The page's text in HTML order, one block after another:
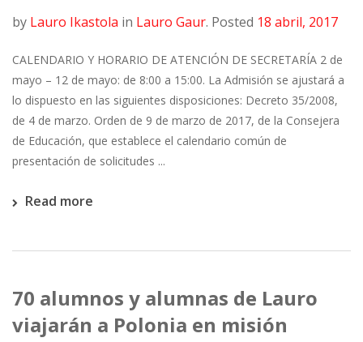
by Lauro Ikastola in Lauro Gaur. Posted 18 abril, 2017
CALENDARIO Y HORARIO DE ATENCIÓN DE SECRETARÍA 2 de
mayo – 12 de mayo: de 8:00 a 15:00. La Admisión se ajustará a
lo dispuesto en las siguientes disposiciones: Decreto 35/2008,
de 4 de marzo. Orden de 9 de marzo de 2017, de la Consejera
de Educación, que establece el calendario común de
presentación de solicitudes ...
Read more
70 alumnos y alumnas de Lauro
viajarán a Polonia en misión